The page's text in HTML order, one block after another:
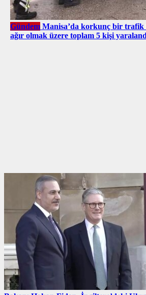
Gündem Manisa’da korkunç bir trafik
ağır olmak üzere toplam 5 kişi